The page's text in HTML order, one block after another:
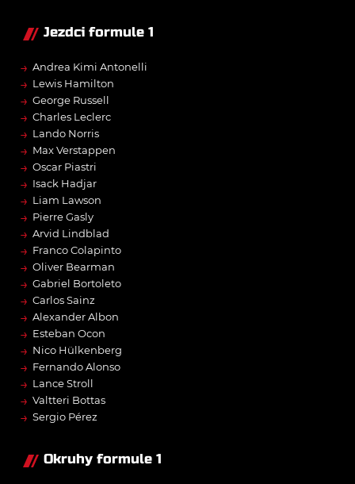
Jezdci formule 1
→ Andrea Kimi Antonelli
→ Lewis Hamilton
→ George Russell
→ Charles Leclerc
→ Lando Norris
→ Max Verstappen
→ Oscar Piastri
→ Isack Hadjar
→ Liam Lawson
→ Pierre Gasly
→ Arvid Lindblad
→ Franco Colapinto
→ Oliver Bearman
→ Gabriel Bortoleto
→ Carlos Sainz
→ Alexander Albon
→ Esteban Ocon
→ Nico Hülkenberg
→ Fernando Alonso
→ Lance Stroll
→ Valtteri Bottas
→ Sergio Pérez
Okruhy formule 1